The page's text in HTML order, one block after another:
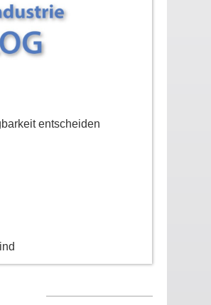
entscheiden